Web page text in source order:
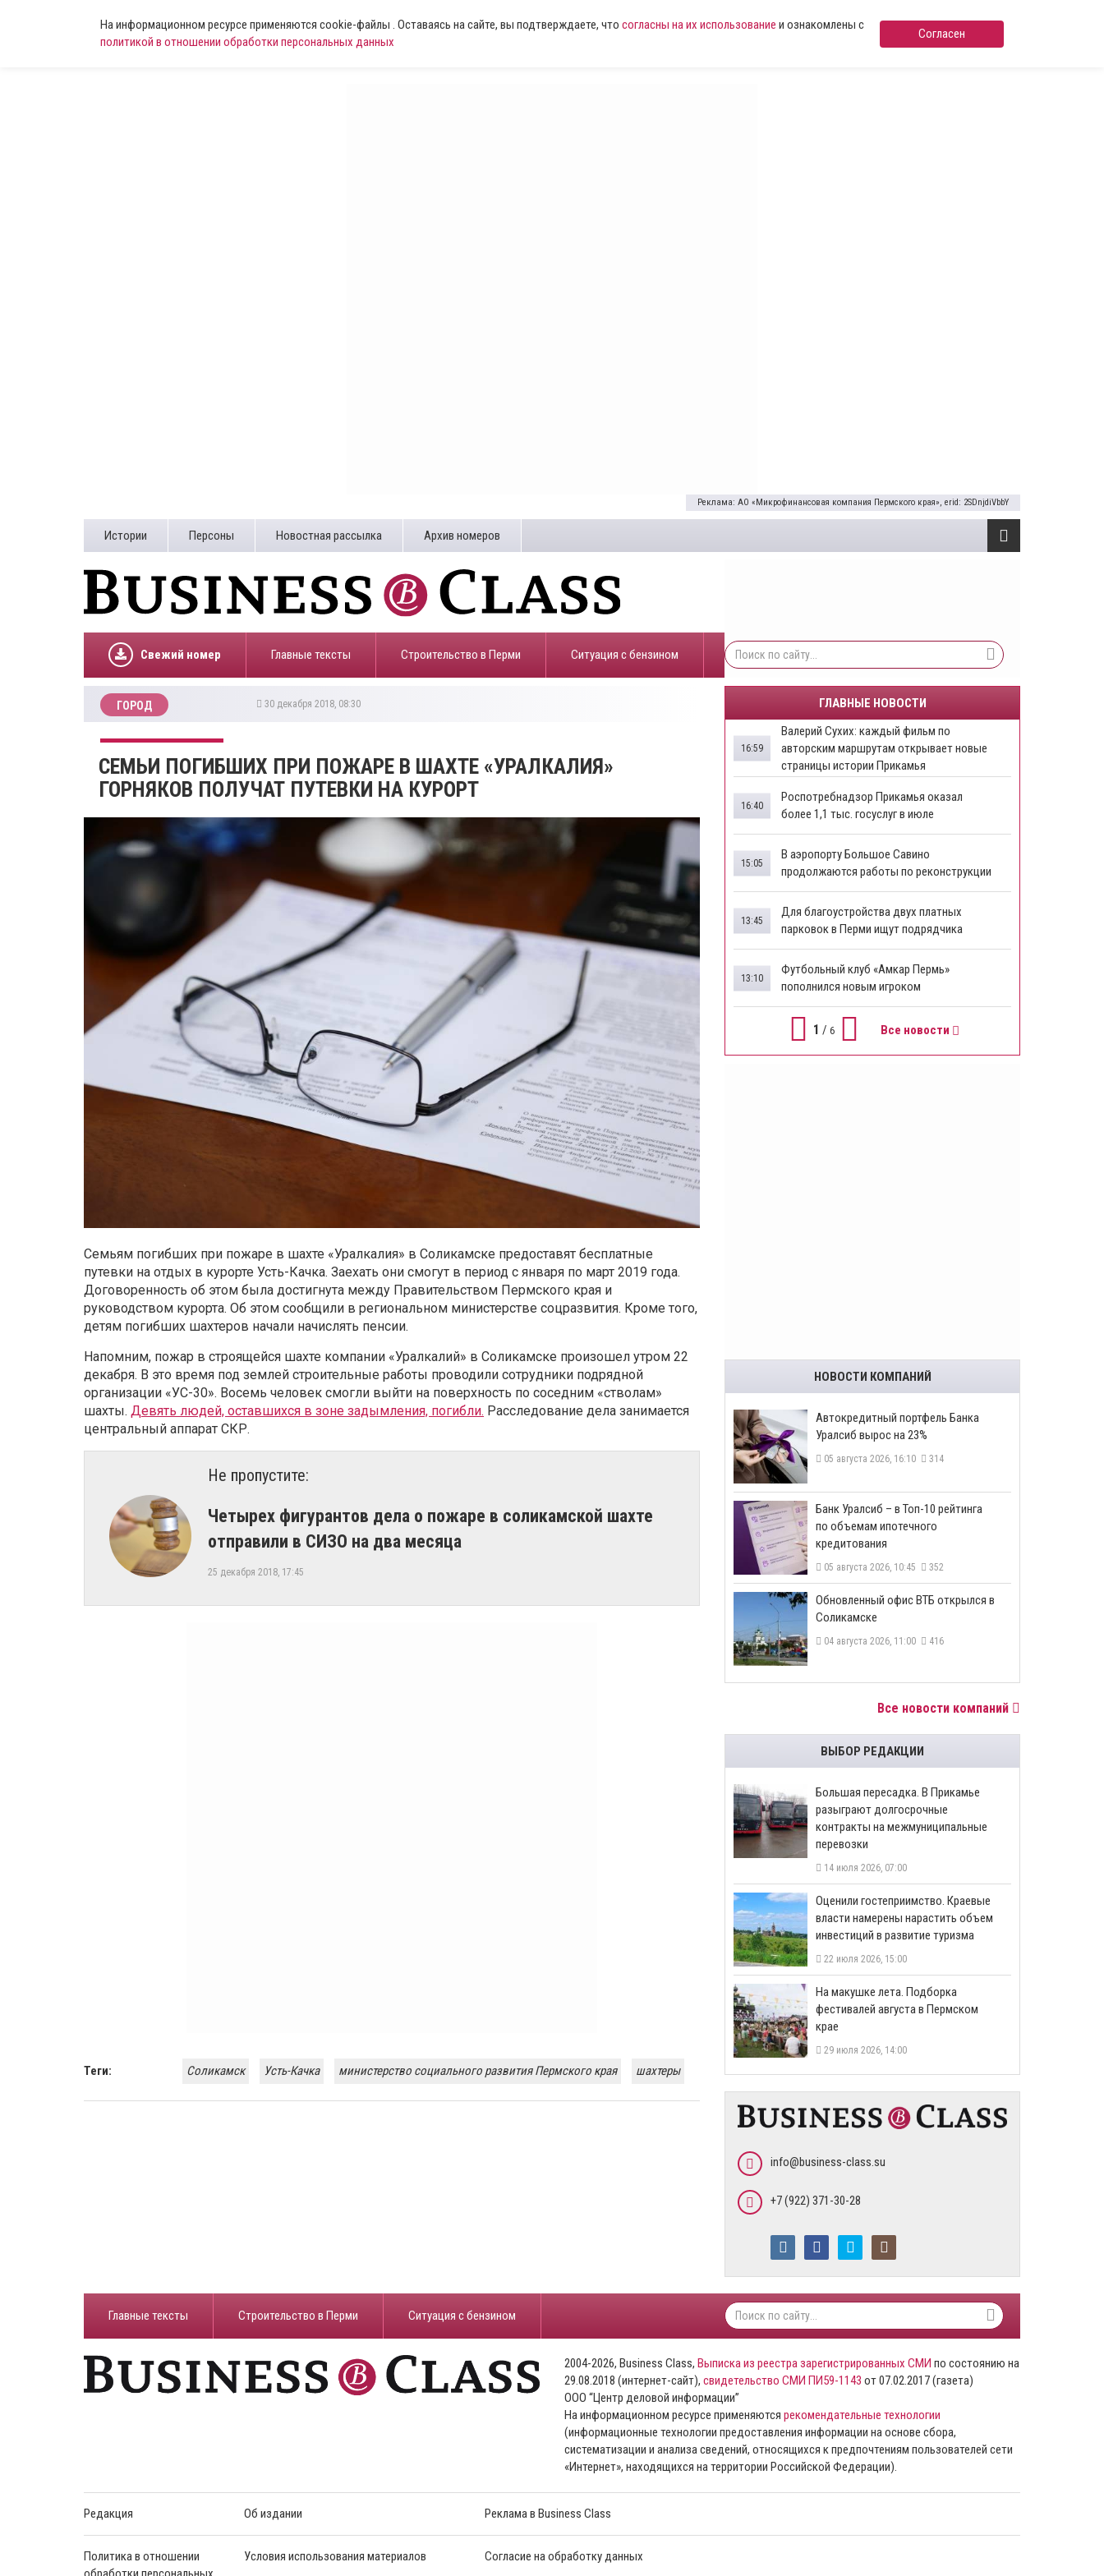
На информационном ресурсе применяются cookie-файлы . Оставаясь на сайте, вы подтверждаете, что согласны на их использование и ознакомлены с
политикой в отношении обработки персональных данных
Согласен
Реклама: АО «Микрофинансовая компания Пермского края», erid: 2SDnjdiVbbY
Истории Персоны Новостная рассылка Архив номеров
Свежий номер Главные тексты Строительство в Перми ​Ситуация с бензином
ГОРОД 30 декабря 2018, 08:30
СЕМЬИ ПОГИБШИХ ПРИ ПОЖАРЕ В ШАХТЕ «УРАЛКАЛИЯ»
ГОРНЯКОВ ПОЛУЧАТ ПУТЕВКИ НА КУРОРТ
Семьям погибших при пожаре в шахте «Уралкалия» в Соликамске предоставят бесплатные
путевки на отдых в курорте Усть-Качка. Заехать они смогут в период с января по март 2019 года.
Договоренность об этом была достигнута между Правительством Пермского края и
руководством курорта. Об этом сообщили в региональном министерстве соцразвития. Кроме того,
детям погибших шахтеров начали начислять пенсии.
Напомним, пожар в строящейся шахте компании «Уралкалий» в Соликамске произошел утром 22
декабря. В это время под землей строительные работы проводили сотрудники подрядной
организации «УС-30». Восемь человек смогли выйти на поверхность по соседним «стволам»
шахты. Девять людей, оставшихся в зоне задымления, погибли. Расследование дела занимается
центральный аппарат СКР.
Не пропустите:
Четырех фигурантов дела о пожаре в соликамской шахте
отправили в СИЗО на два месяца
25 декабря 2018, 17:45
Теги: Соликамск Усть-Качка министерство социального развития Пермского края шахтеры
ГЛАВНЫЕ НОВОСТИ
​Валерий Сухих: каждый фильм по
авторским маршрутам открывает новые
страницы истории Прикамья
16:59
Роспотребнадзор Прикамья оказал
более 1,1 тыс. госуслуг в июле
16:40
В аэропорту Большое Савино
продолжаются работы по реконструкции
15:05
Для благоустройства двух платных
парковок в Перми ищут подрядчика
13:45
Футбольный клуб «Амкар Пермь»
пополнился новым игроком
13:10
1 / 6 Все новости
НОВОСТИ КОМПАНИЙ
​Автокредитный портфель Банка
Уралсиб вырос на 23%
05 августа 2026, 16:10 314
​Банк Уралсиб – в Топ-10 рейтинга
по объемам ипотечного
кредитования
05 августа 2026, 10:45 352
​Обновленный офис ВТБ открылся в
Соликамске
04 августа 2026, 11:00 416
Все новости компаний
ВЫБОР РЕДАКЦИИ
Большая пересадка. В Прикамье
разыграют долгосрочные
контракты на межмуниципальные
перевозки
14 июля 2026, 07:00
Оценили гостеприимство. Краевые
власти намерены нарастить объем
инвестиций в развитие туризма
22 июля 2026, 15:00
На макушке лета. Подборка
фестивалей августа в Пермском
крае
29 июля 2026, 14:00
info@business-class.su
+7 (922) 371-30-28
Главные тексты Строительство в Перми ​Ситуация с бензином
2004-2026, Business Class, Выписка из реестра зарегистрированных СМИ по состоянию на
29.08.2018 (интернет-сайт), свидетельство СМИ ПИ59-1143 от 07.02.2017 (газета)
ООО “Центр деловой информации”
На информационном ресурсе применяются рекомендательные технологии
(информационные технологии предоставления информации на основе сбора,
систематизации и анализа сведений, относящихся к предпочтениям пользователей сети
«Интернет», находящихся на территории Российской Федерации).
Редакция Об издании Реклама в Business Class
Политика в отношении
Условия использования материалов Согласие на обработку данных